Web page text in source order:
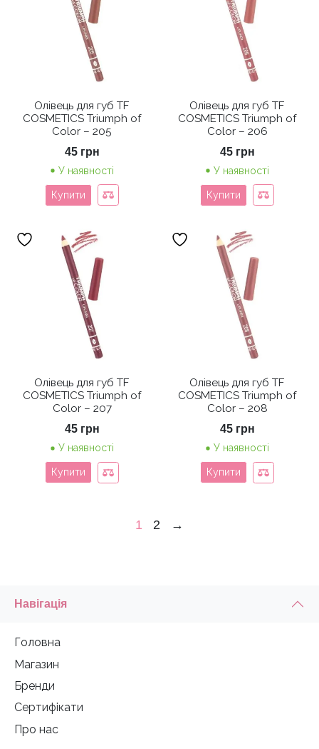
Олівець для губ TF
COSMETICS Triumph of
Color – 205
45 грн
У наявності
Купити
Олівець для губ TF
COSMETICS Triumph of
Color – 206
45 грн
У наявності
Купити
Олівець для губ TF
COSMETICS Triumph of
Color – 207
45 грн
У наявності
Купити
Олівець для губ TF
COSMETICS Triumph of
Color – 208
45 грн
У наявності
Купити
1 2 →
Навігація
Головна
Магазин
Бренди
Сертифікати
Про нас